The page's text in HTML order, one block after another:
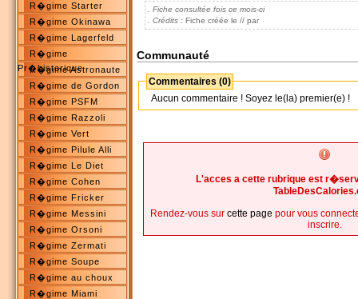
R�gime Starter
R�gime Okinawa
R�gime Lagerfeld
R�gime
Pr�historique
R�gime Astronaute
R�gime de Gordon
R�gime PSFM
R�gime Razzoli
R�gime Vert
R�gime Pilule Alli
R�gime Le Diet
R�gime Cohen
R�gime Fricker
R�gime Messini
R�gime Orsoni
R�gime Zermati
R�gime Soupe
R�gime au choux
R�gime Miami
. Fiche consultée fois ce mois-ci
. Crédits :Fiche créée le // par
Communauté
Commentaires (0)
Aucun commentaire ! Soyez le(la) premier(e) !
L'acces a cette rubrique est
Rendez-vous sur cette page pour vous
inscrire.